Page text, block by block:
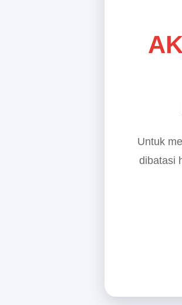
Untuk
dibatasi